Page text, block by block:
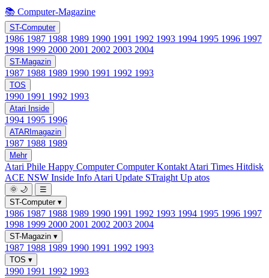
📚 Computer-Magazine
ST-Computer
1986 1987 1988 1989 1990 1991 1992 1993 1994 1995 1996 1997
1998 1999 2000 2001 2002 2003 2004
ST-Magazin
1987 1988 1989 1990 1991 1992 1993
TOS
1990 1991 1992 1993
Atari Inside
1994 1995 1996
ATARImagazin
1987 1988 1989
Mehr
Atari Phile Happy ComputerComputer Kontakt Atari Times Hitdisk
ACE NSW Inside Info Atari Update STraight Up atos
🌞 🌙
☰
ST-Computer ▾
1986 1987 1988 1989 1990 1991 1992 1993 1994 1995 1996 1997
1998 1999 2000 2001 2002 2003 2004
ST-Magazin ▾
1987 1988 1989 1990 1991 1992 1993
TOS ▾
1990 1991 1992 1993